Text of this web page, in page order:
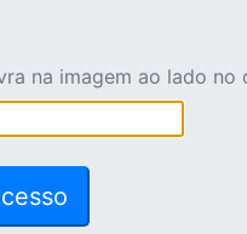
na imagem ao lado no